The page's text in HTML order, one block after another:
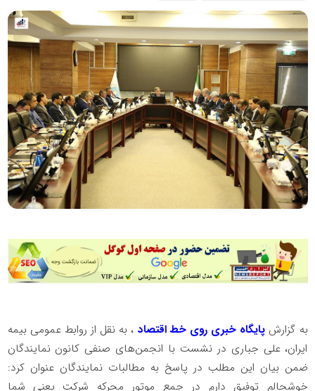
به گزارش پایگاه خبری روی خط اقتصاد ، به نقل از روابط عمومی بیمه
ایران، علی جباری در نشست با انجمن‌های صنفی کانون نمایندگان
ضمن بیان این مطلب در پاسخ به مطالبات نمایندگان عنوان کرد:
خوشحالم توفیق دارم در جمع موتور محرکه شرکت یعنی شما